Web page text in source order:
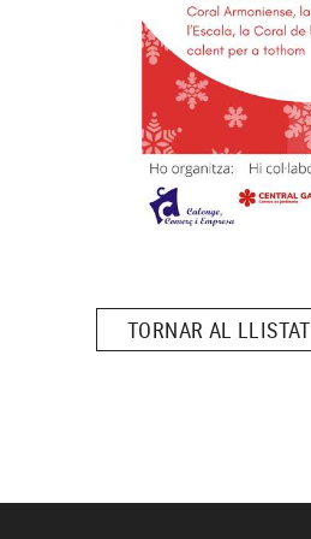
TORNAR AL LLISTAT